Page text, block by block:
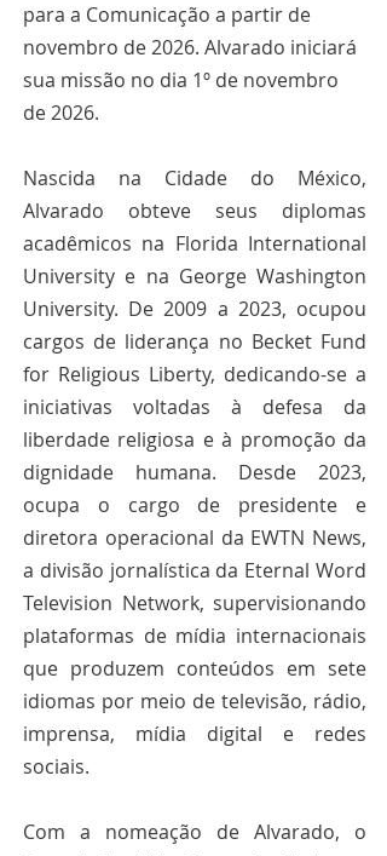
para a Comunicação a partir de
novembro de 2026. Alvarado iniciará
sua missão no dia 1º de novembro
de 2026.
Nascida na Cidade do México,
Alvarado obteve seus diplomas
acadêmicos na Florida International
University e na George Washington
University. De 2009 a 2023, ocupou
cargos de liderança no Becket Fund
for Religious Liberty, dedicando-se a
iniciativas voltadas à defesa da
liberdade religiosa e à promoção da
dignidade humana. Desde 2023,
ocupa o cargo de presidente e
diretora operacional da EWTN News,
a divisão jornalística da Eternal Word
Television Network, supervisionando
plataformas de mídia internacionais
que produzem conteúdos em sete
idiomas por meio de televisão, rádio,
imprensa, mídia digital e redes
sociais.
Com a nomeação de Alvarado, o